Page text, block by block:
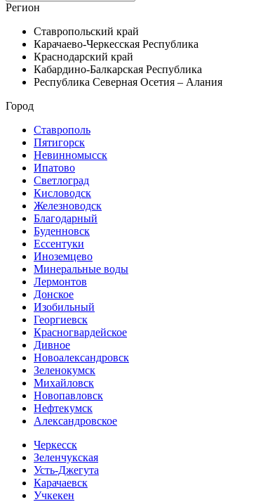
Регион
Ставропольский край
Карачаево-Черкесская Республика
Краснодарский край
Кабардино-Балкарская Республика
Республика Северная Осетия – Алания
Город
Ставрополь
Пятигорск
Невинномысск
Ипатово
Светлоград
Кисловодск
Железноводск
Благодарный
Буденновск
Ессентуки
Иноземцево
Минеральные воды
Лермонтов
Донское
Изобильный
Георгиевск
Красногвардейское
Дивное
Новоалександровск
Зеленокумск
Михайловск
Новопавловск
Нефтекумск
Александровское
Черкесск
Зеленчукская
Усть-Джегута
Карачаевск
Учкекен